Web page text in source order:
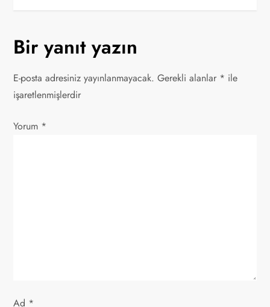
ı
g
e
z
Bir yanıt yazın
E-posta adresiniz yayınlanmayacak. Gerekli alanlar * ile
işaretlenmişlerdir
Yorum *
Ad *